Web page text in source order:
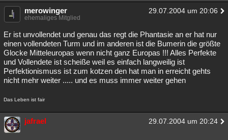
merowinger 29.07.2004 um 20:06
ehemaliges Mitglied
Er ist unvollendet und genau das regt die Phantasie an er hat nur
einen vollendeten Turm und im anderen ist die Bumerin die größte
Glocke Mitteleuropas wenn nicht ganz Europas !!! Alles Perfekte
und Vollendete ist scheiße weil es einfach langweilig ist
Perfektionismuss ist zum kotzen den hat man in erreicht gehts
nicht mehr weiter ..... und es muss immer weiter gehen
Das Leben ist fair
jafrael 29.07.2004 um 20:24